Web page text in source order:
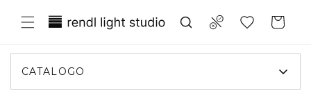
ai contenuti Compare
Translation missing: Carrello
CATALOGO